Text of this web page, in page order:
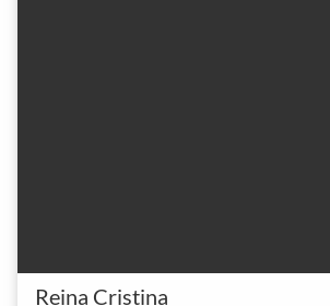
Reina Cristina